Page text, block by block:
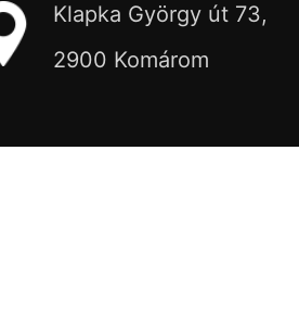
Klapka György út 73,
2900 Komárom